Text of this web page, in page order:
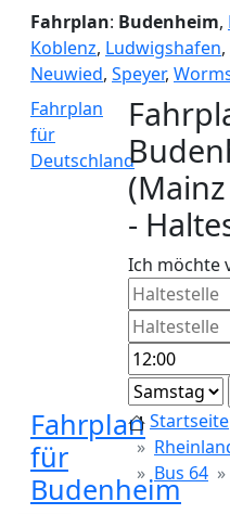
Fahrplan: Budenheim,
Koblenz, Ludwigshafen,
Neuwied, Speyer,
Fahrplan
für
Deutschland
-
Ich möchte
Fahrplan
für
Budenheim
Startseite
Bus 64